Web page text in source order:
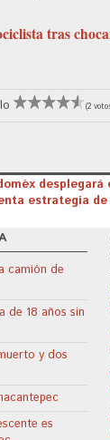
tras
(2
estrategia
camión de
de 18 años sin
y dos
es